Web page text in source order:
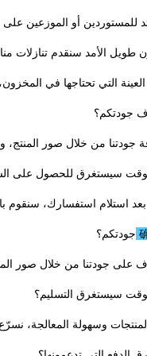
للمستوردين أو الموزعين
طويل الأمد سنقدم تنازلات
العينة التي تحتاجها في
جودتنا من خلال صور المنتج،
استلام استفسارك،
على جودتنا من خلال صور
وسهولة المعالجة، نسرّع